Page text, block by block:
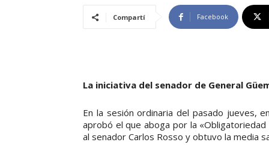
Compartí Facebook
La iniciativa del senador de General
En la sesión ordinaria del pasado jueves,
aprobó el que aboga por la
al senador Carlos Rosso y obtuvo la media